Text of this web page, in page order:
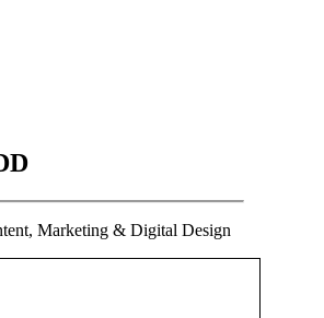
Marketing & Digital Design